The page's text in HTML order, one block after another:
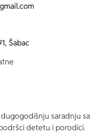
Šabac
saradnju sa
detetu i porodici.